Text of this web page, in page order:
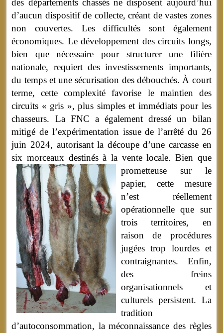
des départements chassés ne disposent aujourd’hui
d’aucun dispositif de collecte, créant de vastes zones
non couvertes. Les difficultés sont également
économiques. Le développement des circuits longs,
bien que nécessaire pour structurer une filière
nationale, requiert des investissements importants,
du temps et une sécurisation des débouchés. À court
terme, cette complexité favorise le maintien des
circuits « gris », plus simples et immédiats pour les
chasseurs. La FNC a également dressé un bilan
mitigé de l’expérimentation issue de l’arrêté du 26
juin 2024, autorisant la découpe d’une carcasse en
six morceaux destinés à la vente locale. Bien que
prometteuse sur le
papier, cette mesure
n’est réellement
opérationnelle que sur
trois territoires, en
raison de procédures
jugées trop lourdes et
contraignantes. Enfin,
des freins
organisationnels et
culturels persistent. La
tradition
d’autoconsommation, la méconnaissance des règles